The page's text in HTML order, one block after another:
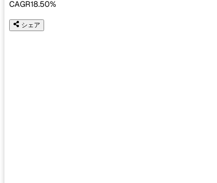
CAGR18.50%
シェア